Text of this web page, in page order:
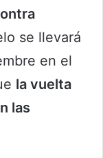
se llevará
en el
la vuelta
las